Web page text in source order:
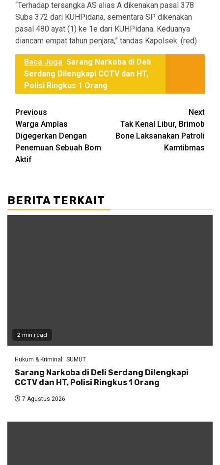
“Terhadap tersangka AS alias A dikenakan pasal 378
Subs 372 dari KUHPidana, sementara SP dikenakan
pasal 480 ayat (1) ke 1e dari KUHPidana. Keduanya
diancam empat tahun penjara,” tandas Kapolsek. (red)
Baca Juga Sarang Narkoba di Deli
Serdang Dilengkapi CCTV dan HT,
Polisi Ringkus 1 Orang
Post
navigation
Previous
Warga Amplas
Digegerkan Dengan
Penemuan Sebuah Bom
Aktif
Next
Tak Kenal Libur, Brimob
Bone Laksanakan Patroli
Kamtibmas
BERITA TERKAIT
2 min read
Hukum & Kriminal SUMUT
Sarang Narkoba di Deli Serdang Dilengkapi
CCTV dan HT, Polisi Ringkus 1 Orang
7 Agustus 2026